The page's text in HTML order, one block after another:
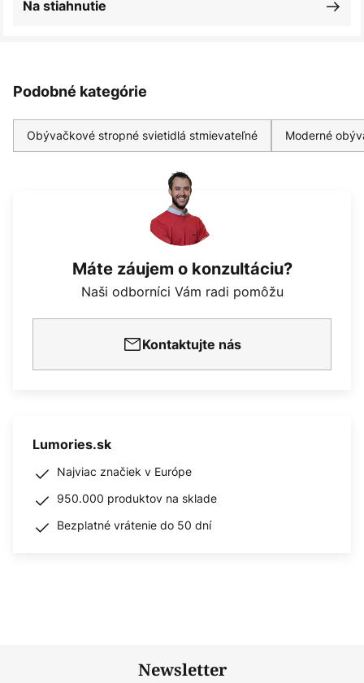
Na stiahnutie
Podobné kategórie
Obývačkové stropné svietidlá stmievateľné Moderné
Máte záujem o konzultáciu?
Naši odborníci Vám radi pomôžu
Kontaktujte nás
Lumories.sk
Najviac značiek v Európe
950.000 produktov na sklade
Bezplatné vrátenie do 50 dní
Newsletter